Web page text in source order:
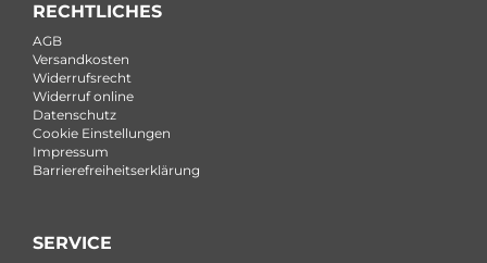
RECHTLICHES
AGB
Versandkosten
Widerrufsrecht
Widerruf online
Datenschutz
Cookie Einstellungen
Impressum
Barrierefreiheitserklärung
SERVICE